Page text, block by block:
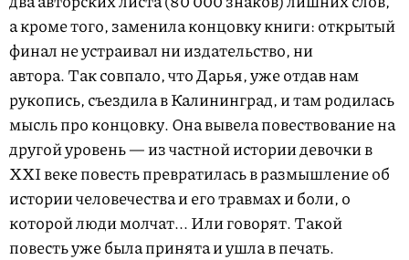
а кроме того, заменила концовку книги: открытый
финал не устраивал ни издательство, ни
автора. Так совпало, что Дарья, уже отдав нам
рукопись, съездила в Калининград, и там родилась
мысль про концовку. Она вывела повествование на
другой уровень — из частной истории девочки в
XXI веке повесть превратилась в размышление об
истории человечества и его травмах и боли, о
которой люди молчат... Или говорят. Такой
повесть уже была принята и ушла в печать.